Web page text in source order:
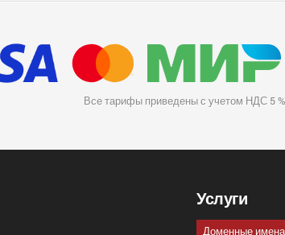
Все тарифы приведены с учетом НДС 5 %
Услуги
Доменные имена